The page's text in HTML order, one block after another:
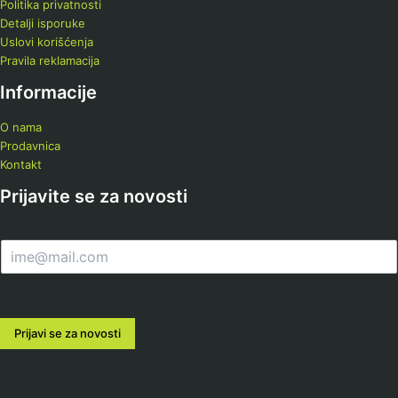
Politika privatnosti
Detalji isporuke
Uslovi korišćenja
Pravila reklamacija
Informacije
O nama
Prodavnica
Kontakt
Prijavite se za novosti
m
l
Prijavi se za novosti